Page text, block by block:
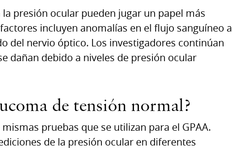
presión ocular pueden jugar un papel más
incluyen anomalías en el flujo sanguíneo al
del nervio óptico. Los investigadores continúan
dañan debido a niveles de presión ocular
de tensión normal?
pruebas que se utilizan para el GPAA.
de la presión ocular en diferentes